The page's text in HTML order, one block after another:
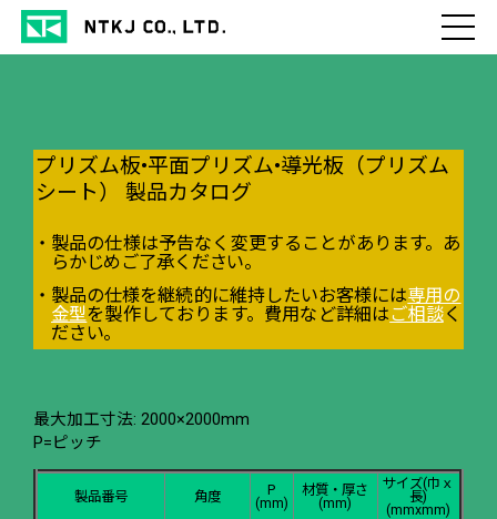
プリズム板•平面プリズム•導光板（プリズム
シート） 製品カタログ
製品の仕様は予告なく変更することがあります。あ
らかじめご了承ください。
製品の仕様を継続的に維持したいお客様には専用の
金型を製作しております。費用など詳細はご相談く
ださい。
最大加工寸法: 2000×2000mm
P=ピッチ
製品番号 角度
P
(mm)
材質・厚さ
(mm)
サイズ(巾ｘ
長)
(mmxmm)